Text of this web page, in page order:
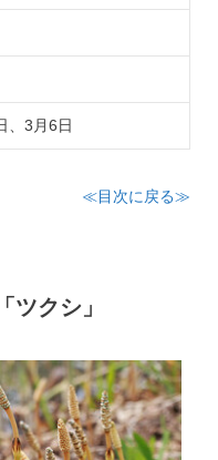
、3月6日
≪目次に戻る≫
ツクシ」